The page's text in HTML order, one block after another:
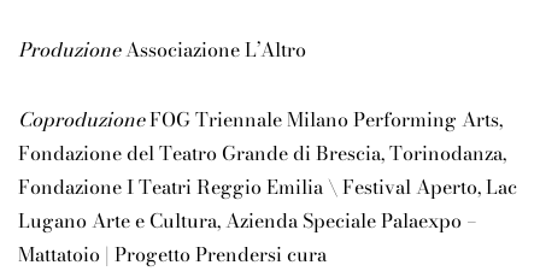
ProduzioneAssociazione L’Altro
CoproduzioneFOG Triennale Milano Performing Arts,
Fondazione del Teatro Grande di Brescia, Torinodanza,
Fondazione I Teatri Reggio Emilia \ Festival Aperto, Lac
Lugano Arte e Cultura, Azienda Speciale Palaexpo –
Mattatoio | Progetto Prendersi cura